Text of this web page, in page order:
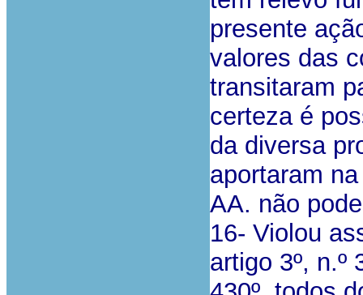
presente
valores das
transitaram
certeza é
da diversa
aportaram
AA. não
16- Violou
artigo 3º, n.º